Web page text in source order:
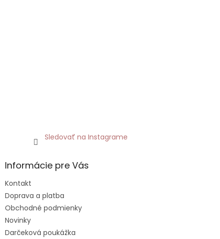
Sledovať na Instagrame
Informácie pre Vás
Kontakt
Doprava a platba
Obchodné podmienky
Novinky
Darčeková poukážka